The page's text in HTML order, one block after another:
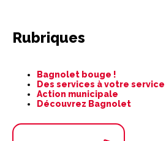
Rubriques
contenu
Bagnolet bouge !
Des services à votre service
Action municipale
Découvrez Bagnolet